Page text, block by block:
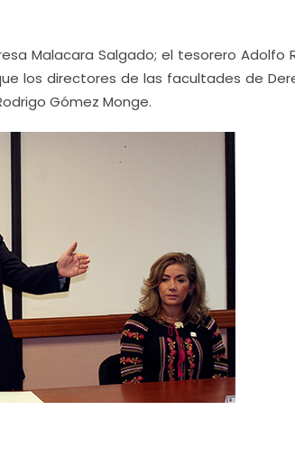
Malacara Salgado; el tesorero Adolfo
los directores de las facultades de
Gómez Monge.